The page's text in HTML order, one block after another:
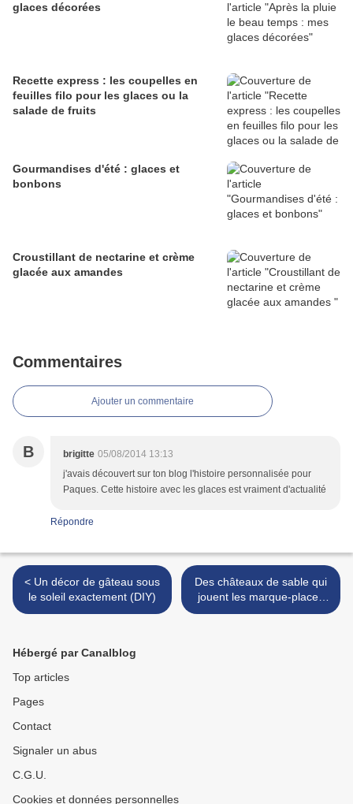
glaces décorées
Recette express : les coupelles en
feuilles filo pour les glaces ou la
salade de fruits
Gourmandises d'été : glaces et
bonbons
Croustillant de nectarine et crème
glacée aux amandes
Commentaires
Ajouter un commentaire
B brigitte 05/08/2014 13:13
j'avais découvert sur ton blog l'histoire personnalisée pour
Paques. Cette histoire avec les glaces est vraiment d'actualité
Répondre
< Un décor de gâteau sous
le soleil exactement (DIY)
Des châteaux de sable qui
jouent les marque-places
(DIY) >
Hébergé par Canalblog
Top articles
Pages
Contact
Signaler un abus
C.G.U.
Cookies et données personnelles